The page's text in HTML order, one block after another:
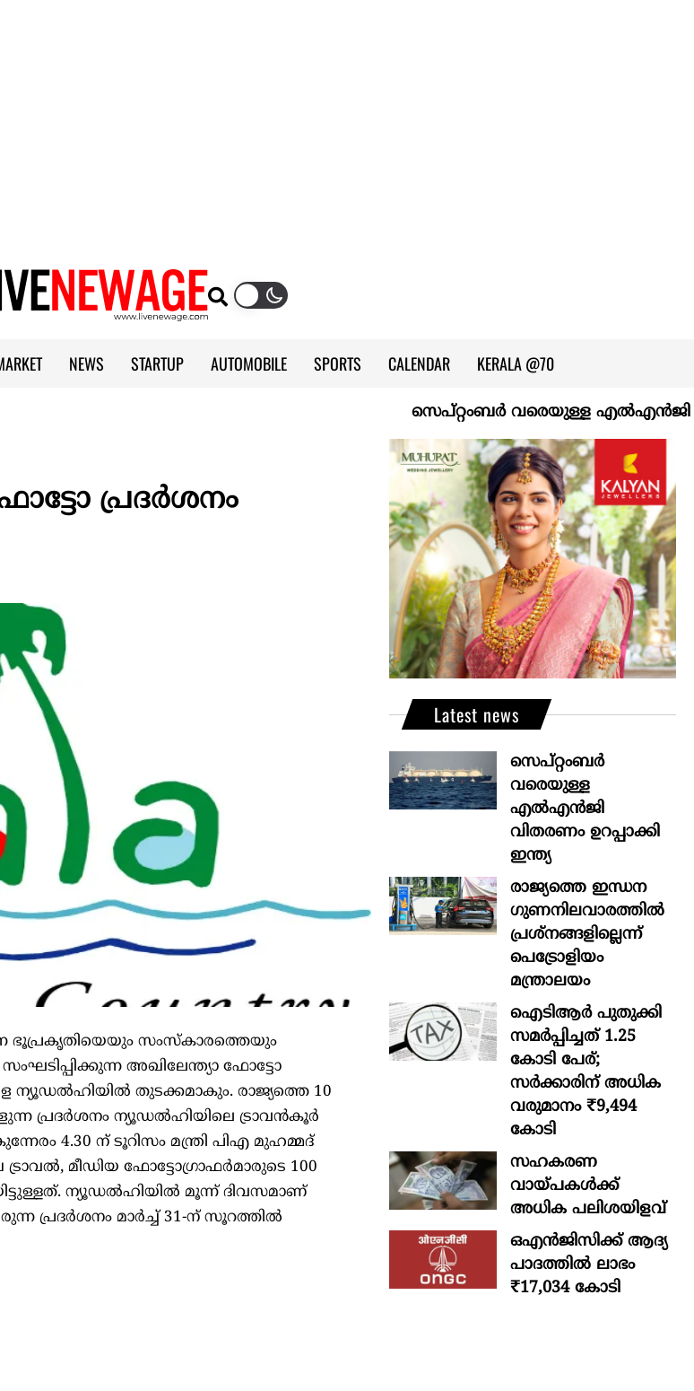
NEWS STARTUP AUTOMOBILE SPORTS CALENDAR KERALA @70
സെപ്റ്റംബർ വരെയുള്ള എൽഎൻജി
പ്രദര്‍ശനം
ഭൂപ്രകൃതിയെയും സംസ്കാരത്തെയും
അഖിലേന്ത്യാ ഫോട്ടോ
ന്യൂഡല്‍ഹിയില്‍ തുടക്കമാകും. രാജ്യത്തെ 10
പ്രദര്‍ശനം ന്യൂഡല്‍ഹിയിലെ ട്രാവന്‍കൂര്‍
4.30 ന് ടൂറിസം മന്ത്രി പിഎ മുഹമ്മദ്
മീഡിയ ഫോട്ടോഗ്രാഫര്‍മാരുടെ 100
ന്യൂഡല്‍ഹിയില്‍ മൂന്ന് ദിവസമാണ്
പ്രദര്‍ശനം മാര്‍ച്ച് 31-ന് സൂറത്തില്‍
Latest news
സെപ്റ്റംബർ
വരെയുള്ള
എൽഎൻജി
വിതരണം ഉറപ്പാക്കി
ഇന്ത്യ
രാജ്യത്തെ ഇന്ധന
ഗുണനിലവാരത്തില്‍
പ്രശ്‌നങ്ങളില്ലെന്ന്
പെട്രോളിയം
മന്ത്രാലയം
ഐടിആര്‍ പുതുക്കി
സമർപ്പിച്ചത് 1.25
കോടി പേര്;
സർക്കാരിന് അധിക
വരുമാനം ₹9,494
കോടി
സഹകരണ
വായ്പകള്‍ക്ക്
അധിക പലിശയിളവ്
ഒഎന്‍ജിസിക്ക് ആദ്യ
പാദത്തില്‍ ലാഭം
₹17,034 കോടി